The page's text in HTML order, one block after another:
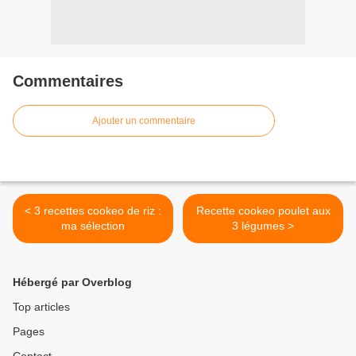
Commentaires
Ajouter un commentaire
< 3 recettes cookeo de riz :
ma sélection
Recette cookeo poulet aux
3 légumes >
Hébergé par Overblog
Top articles
Pages